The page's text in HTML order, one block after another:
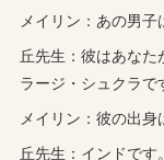
メイリン：あの男子
丘先生：彼はあな
ラージ・シュクラで
メイリン：彼の出身
丘先生：インドです。